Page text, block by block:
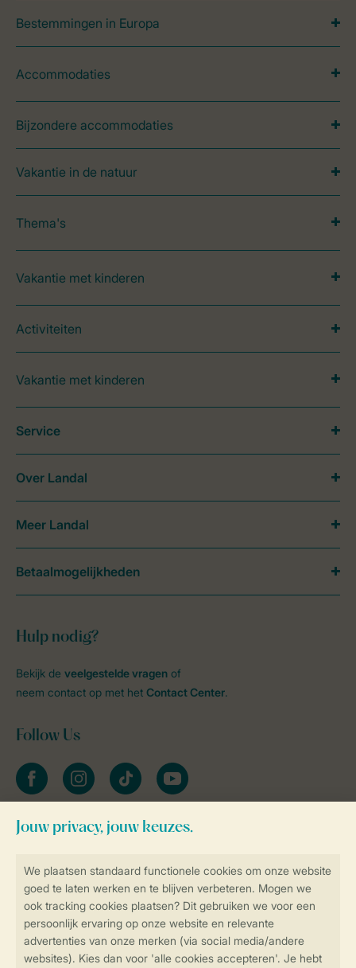
Veilig en snel online boeken
Veilige gegevensoverdracht
Veilige betaling
Bestemmingen in Europa
Accommodaties
Bijzondere accommodaties
Vakantie in de natuur
Thema's
Vakantie met kinderen
Activiteiten
Vakantie met kinderen
Hulp nodig?
Bekijk de veelgestelde vragen of
neem contact op met het Contact Center.
Follow Us
facebookinstagramtiktok youtube
Blijf op de hoogte
Service
Over Landal
Meer Landal
Betaalmogelijkheden